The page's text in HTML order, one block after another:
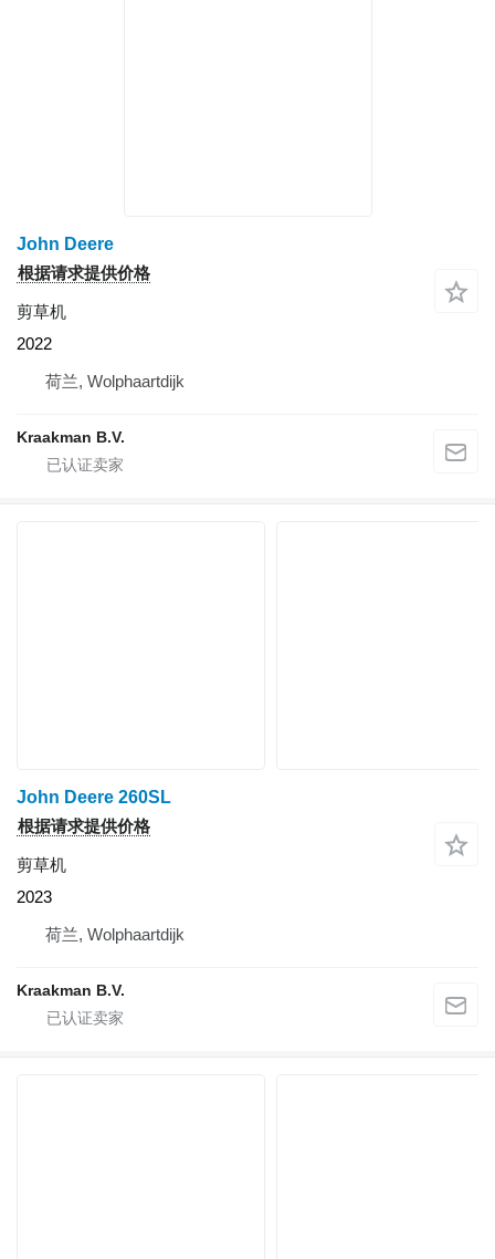
John Deere
根据请求提供价格
剪草机
2022
荷兰, Wolphaartdijk
Kraakman B.V.
John Deere 260SL
根据请求提供价格
剪草机
2023
荷兰, Wolphaartdijk
Kraakman B.V.